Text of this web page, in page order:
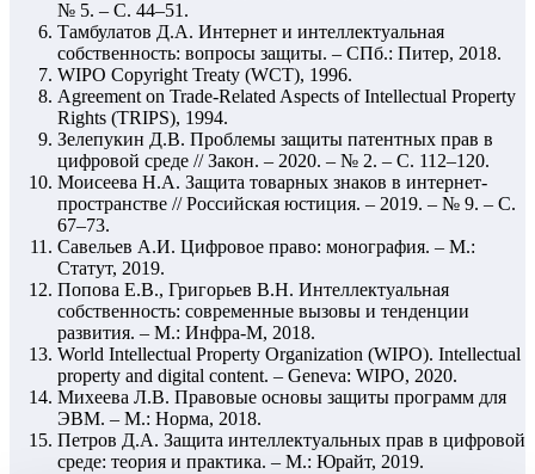
№ 5. – С. 44–51.
Тамбулатов Д.А. Интернет и интеллектуальная
собственность: вопросы защиты. – СПб.: Питер, 2018.
WIPO Copyright Treaty (WCT), 1996.
Agreement on Trade-Related Aspects of Intellectual Property
Rights (TRIPS), 1994.
Зелепукин Д.В. Проблемы защиты патентных прав в
цифровой среде // Закон. – 2020. – № 2. – С. 112–120.
Моисеева Н.А. Защита товарных знаков в интернет-
пространстве // Российская юстиция. – 2019. – № 9. – С.
67–73.
Савельев А.И. Цифровое право: монография. – М.:
Статут, 2019.
Попова Е.В., Григорьев В.Н. Интеллектуальная
собственность: современные вызовы и тенденции
развития. – М.: Инфра-М, 2018.
World Intellectual Property Organization (WIPO). Intellectual
property and digital content. – Geneva: WIPO, 2020.
Михеева Л.В. Правовые основы защиты программ для
ЭВМ. – М.: Норма, 2018.
Петров Д.А. Защита интеллектуальных прав в цифровой
среде: теория и практика. – М.: Юрайт, 2019.